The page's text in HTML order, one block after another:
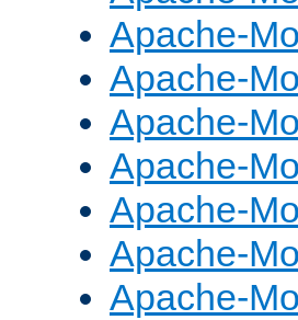
Apache-
Apache-
Apache-
Apache-
Apache-
Apache-
Apache-